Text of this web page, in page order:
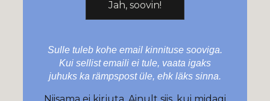
Sulle tuleb kohe email kinnituse sooviga.
Kui sellist emaili ei tule, vaata igaks
juhuks ka rämpspost üle, ehk läks sinna.